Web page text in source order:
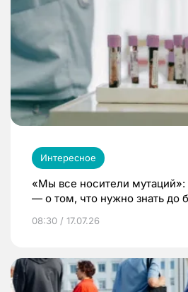
Интересное
«Мы все носители мутаций»:
— о том, что нужно знать до
08:30 / 17.07.26